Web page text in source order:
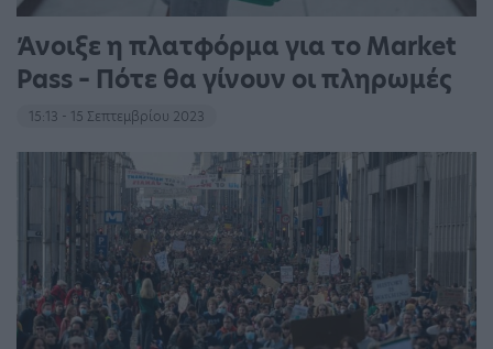
Άνοιξε η πλατφόρμα για το Market
Pass – Πότε θα γίνουν οι πληρωμές
15:13 - 15 Σεπτεμβρίου 2023